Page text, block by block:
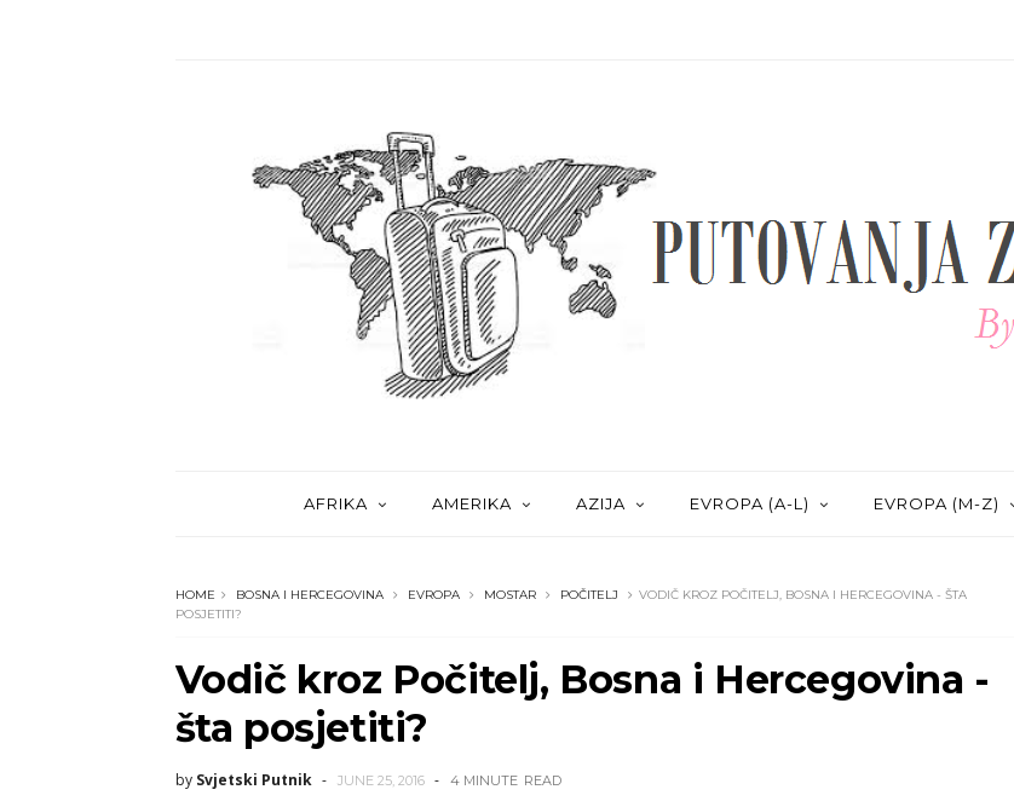
AFRIKA AMERIKA AZIJA EVROPA (A-L) EVROPA (M-Z)
HOME BOSNA I HERCEGOVINA EVROPA MOSTAR POČITELJ
VODIČ KROZ POČITELJ, BOSNA I HERCEGOVINA - ŠTA
POSJETITI?
Vodič kroz Počitelj, Bosna i Hercegovina -
šta posjetiti?
by Svjetski Putnik JUNE 25, 2016 4 MINUTE READ